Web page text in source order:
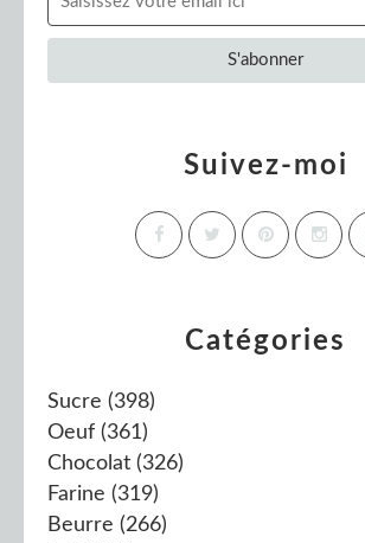
Catégories
Sucre (398)
Oeuf (361)
Chocolat (326)
Farine (319)
Beurre (266)
Suivez-moi